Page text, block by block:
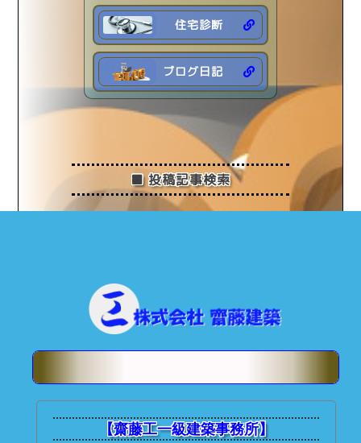
住宅診断
ブログ日記
■ 投稿記事検索
★ 齋藤建築【個別投稿記事
【齋藤工一級建築事務所】